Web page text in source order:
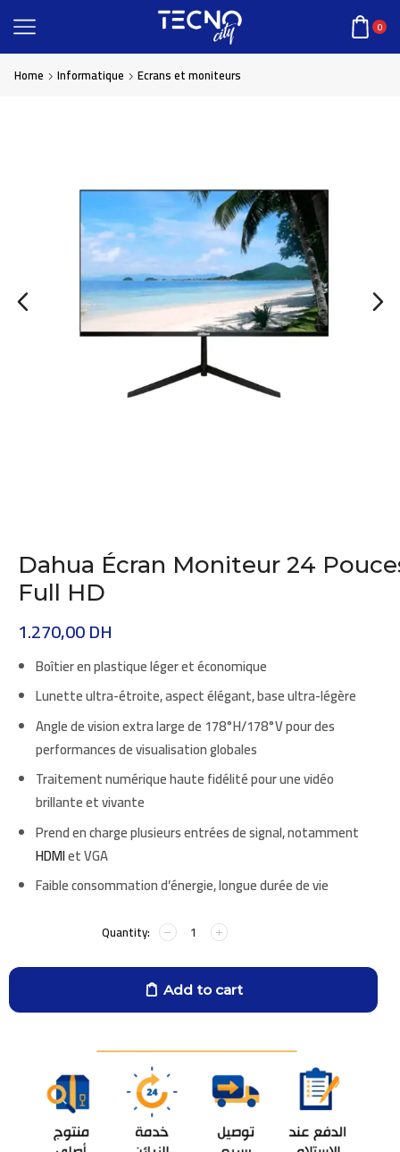
0
Home Informatique Ecrans et moniteurs
Dahua Écran Moniteur 24
Full HD
1.270,00DH
Boîtier en plastique léger etéconomique
Lunette ultra-étroite, aspect élégant, base ultra-légère
Angle de visionextra large de 178°H/178°Vpour des
performances de visualisation globales
Traitement numérique haute fidélité pour une vidéo
brillante et vivante
Prend en chargeplusieurs entrées de signal, notamment
HDMIetVGA
Faible consommation d’énergie, longue durée de vie
Add to cart